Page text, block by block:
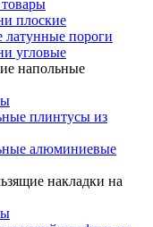
плоские
латунные пороги
угловые
напольные
плинтусы из
алюминиевые
накладки на